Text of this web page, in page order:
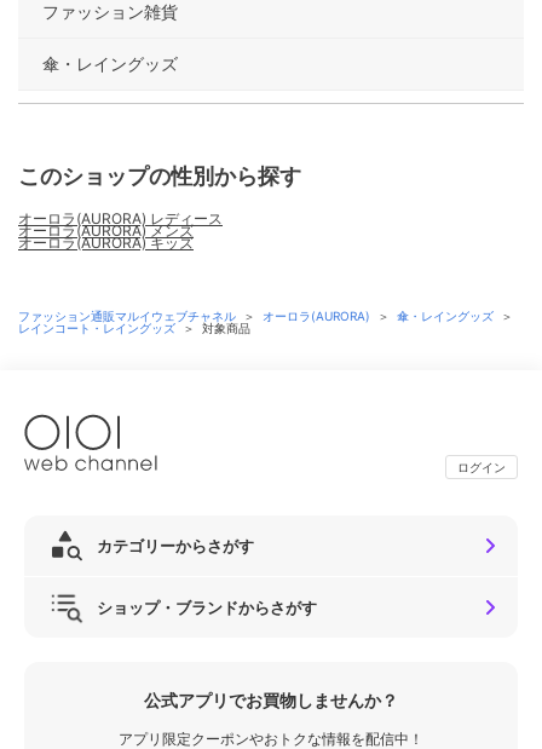
ファッション雑貨
傘・レイングッズ
このショップの性別から探す
オーロラ(AURORA) レディース
オーロラ(AURORA) メンズ
オーロラ(AURORA) キッズ
ファッション通販マルイウェブチャネル ＞ オーロラ(AURORA) ＞ 傘・レイングッズ
＞
レインコート・レイングッズ
＞ 対象商品
ログイン
カテゴリーからさがす
ショップ・ブランドからさがす
公式アプリでお買物しませんか？
アプリ限定クーポンやおトクな情報を配信中！